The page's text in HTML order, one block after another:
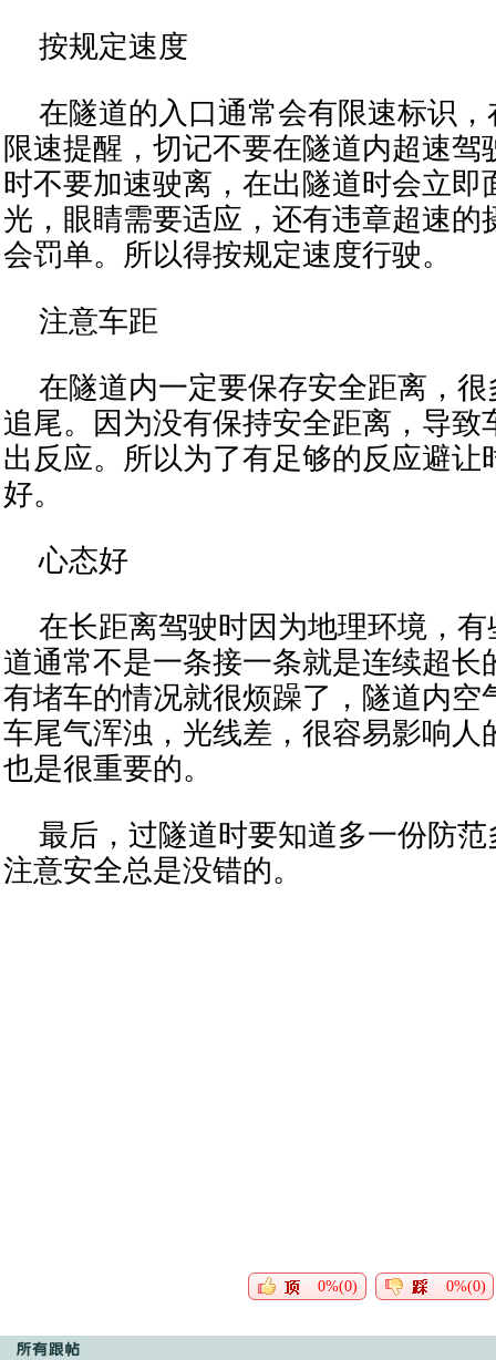
按规定速度
在隧道的入口通常会有限速标识
限速提醒，切记不要在隧道内超速驾
时不要加速驶离，在出隧道时会立即
光，眼睛需要适应，还有违章超速的
会罚单。所以得按规定速度行驶。
注意车距
在隧道内一定要保存安全距离，
追尾。因为没有保持安全距离，导致
出反应。所以为了有足够的反应避让
好。
心态好
在长距离驾驶时因为地理环境，
道通常不是一条接一条就是连续超长
有堵车的情况就很烦躁了，隧道内空
车尾气浑浊，光线差，很容易影响人
也是很重要的。
最后，过隧道时要知道多一份防
注意安全总是没错的。
0%(0) 0%(0)